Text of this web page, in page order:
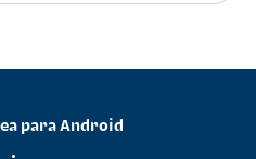
para Android